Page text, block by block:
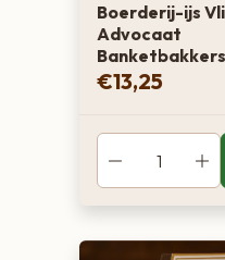
Boerderij-ijs
Advocaat
€13,25